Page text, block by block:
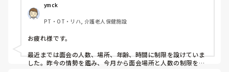
自施設も制限は設けてますが、生活の場という事もありあま
り厳しくするのももどかしさを感じてます。
スタッフの意向も無視する訳にもいかないので葛藤が凄いで
す。
ymck
PT・OT・リハ, 介護老人保健施設
お疲れ様です。
最近までは面会の人数、場所、年齢、時間に制限を設けていま
した。昨今の情勢を鑑み、今月から面会場所と人数の制限を撤